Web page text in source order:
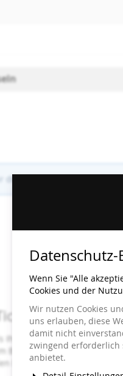
diese Veranstaltung ist
bestellt
Ihrer Bestellung einsehen
Bestellvorgang geschickt
Button, um ein erneutes
Wenn Sie "Alle
Cookies und der
Wir nutzen Cookies
uns erlauben, diese
damit nicht
zwingend erforderlich
anbietet.